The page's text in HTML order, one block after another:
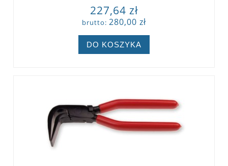
227,64 zł
brutto: 280,00 zł
DO KOSZYKA